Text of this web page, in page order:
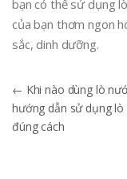
bạn có thể sử dụng
của bạn thơm ngon
sắc, dinh dưỡng.
Điều
hướng
← Khi nào dùng lò
hướng dẫn sử dụng
đúng cách